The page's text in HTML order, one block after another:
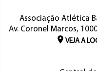
Associação Atlética
Av. Coronel Marcos,
VEJA A